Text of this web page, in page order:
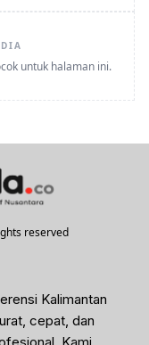
untuk halaman ini.
reserved
Kalimantan
cepat, dan